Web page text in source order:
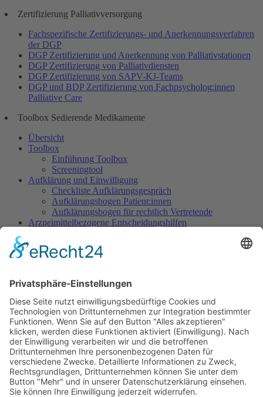
Zertifizierung Palliativversorgung
Fachspezifische Zertifizierungs- und Anerkennungsverfahren
der DGP
DGP Zertifizierung und Anerkennung von Palliativstationen
DGP Zertifizierung von Palliativdiensten
DGP Zertifizierung von SAPV-KJ-Teams
DGP und BDP Zertifizierung von Fachpsycholog:innen
Palliative Care
Toolbox Sedierende Medikamente
Übersicht
Toolbox
Einführung Toolbox
Screeningtool
Aufklärung und Einwilligung
Checkliste Aufklärungsgespräch
Aufklärungsbogen Patient:innen
Aufklärungsbogen für rechtlich Vertretende
Arzneimittelbezogene Entscheidungshilfen
Warnliste
Dokumentation
Indikation Existenzielles Leiden
Wunsch nach Sedierung, um das eigene Leben zu
beenden
Sedierung im Rahmen des Beendens künstlicher
Beatmung
Sedierung im SAPV-Kontext
Verringern der Tiefe einer begonnenen Sedierung
Sedierung zur Leidenslinderung vs. zur Abwendung
von Selbst- oder Fremdgefährdung
Informationen für Patientinnen/Patienten und Angehörige
Informationsbroschüre für Patient:innen/Angehörige